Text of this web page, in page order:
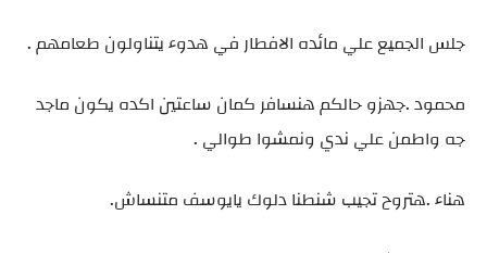
جلس الجميع علي مائده الافطار في هدوء يتناولون طعامهم .
محمود .جهزو حالكم هنسافر كمان ساعتين اكده يكون ماجد
جه واطمن علي ندي ونمشوا طوالي .
هناء .هتروح تجيب شنطنا دلوك يايوسف متنساش.